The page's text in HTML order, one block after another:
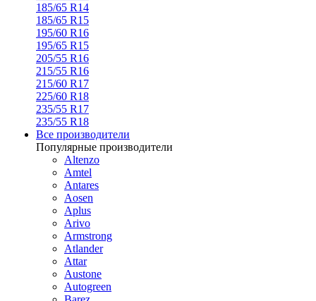
185/65 R14
185/65 R15
195/60 R16
195/65 R15
205/55 R16
215/55 R16
215/60 R17
225/60 R18
235/55 R17
235/55 R18
Все производители
Популярные производители
Altenzo
Amtel
Antares
Aosen
Aplus
Arivo
Armstrong
Atlander
Attar
Austone
Autogreen